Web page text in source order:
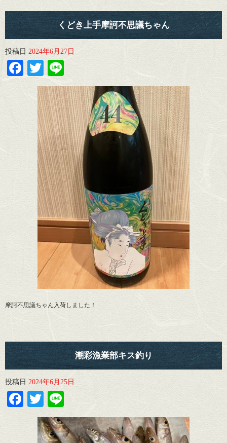
くどき上手摩訶不思議ちゃん
投稿日 2024年6月27日
Facebook
Twitter
摩訶不思議ちゃん入荷しました！
潮彩漁業部キス釣り
投稿日 2024年6月25日
Facebook
Twitter
Line